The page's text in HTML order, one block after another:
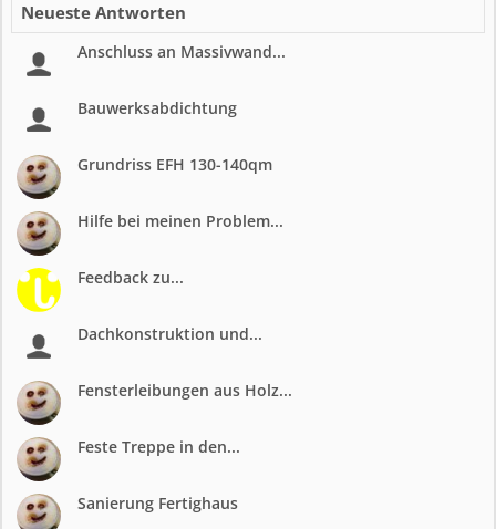
Neueste Antworten
Anschluss an Massivwand...
Bauwerksabdichtung
Grundriss EFH 130-140qm
Hilfe bei meinen Problem...
Feedback zu...
Dachkonstruktion und...
Fensterleibungen aus Holz...
Feste Treppe in den...
Sanierung Fertighaus